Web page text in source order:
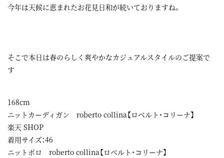
今年は天候に恵まれたお花見日和が続いておりますね。
そこで本日は春のらしく爽やかなカジュアルスタイルのご提案で
す
168cm
ニットカーディガン roberto collina【ロベルト・コリーナ】
楽天 SHOP
着用サイズ：46
ニットポロ roberto collina【ロベルト・コリーナ】